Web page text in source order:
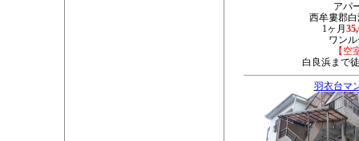
アパ
西牟婁郡白
1ヶ月
ワン
【空
白良浜まで
羽衣台マ